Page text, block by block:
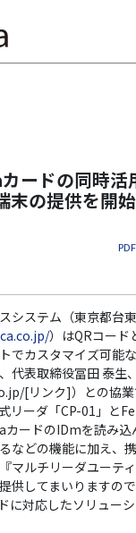
ードの同時
末の提供を開始
システム（東京都台
）はQRコード
でカスタマイズ可能
代表取締役冨田 泰生
[リンク]）との協業
リーダ「CP-01」と
ードのIDmを読み込
などの機能に加え、
マルチリーダユーテ
供してまいりますの
に対応したソリュー